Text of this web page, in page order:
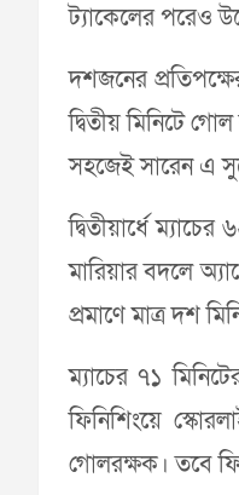
ট্যাকেলের পরেও
দশজনের
দ্বিতীয় মিনিটে
সহজেই সারেন এ
দ্বিতীয়ার্ধে
মারিয়ার বদলে
প্রমাণে মাত্র দশ
ম্যাচের ৭১
ফিনিশিংয়ে
গোলরক্ষক। তবে